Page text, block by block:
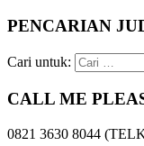
PENCARIAN
Cari untuk:
CALL ME
0821 3630 8044